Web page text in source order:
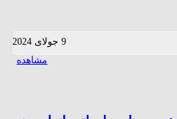
9 جولای 2024
مشاهده